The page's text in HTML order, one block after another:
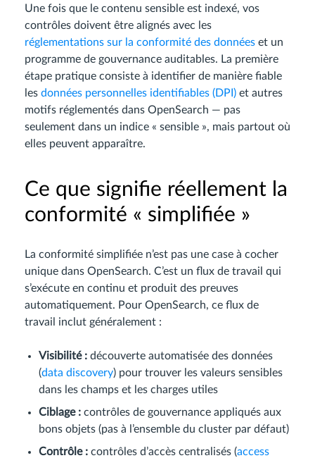
Une fois que le contenu sensible est indexé, vos
contrôles doivent être alignés avec les
réglementations sur la conformité des données et un
programme de gouvernance auditables. La première
étape pratique consiste à identifier de manière fiable
les données personnelles identifiables (DPI) et autres
motifs réglementés dans OpenSearch — pas
seulement dans un indice « sensible », mais partout où
elles peuvent apparaître.
Ce que signifie réellement la
conformité « simplifiée »
La conformité simplifiée n’est pas une case à cocher
unique dans OpenSearch. C’est un flux de travail qui
s’exécute en continu et produit des preuves
automatiquement. Pour OpenSearch, ce flux de
travail inclut généralement :
Visibilité : découverte automatisée des données
(data discovery) pour trouver les valeurs sensibles
dans les champs et les charges utiles
Ciblage : contrôles de gouvernance appliqués aux
bons objets (pas à l’ensemble du cluster par défaut)
Contrôle : contrôles d’accès centralisés (access